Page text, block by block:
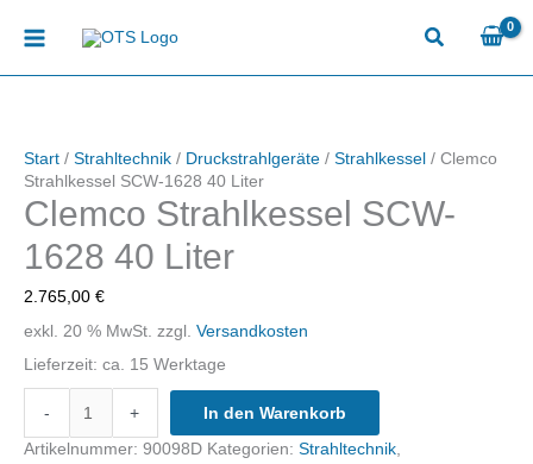
Inhalt
Start / Strahltechnik / Druckstrahlgeräte / Strahlkessel / Clemco
Strahlkessel SCW-1628 40 Liter
Clemco Strahlkessel SCW-
1628 40 Liter
2.765,00 €
exkl. 20 % MwSt. zzgl. Versandkosten
Lieferzeit: ca. 15 Werktage
-
Strahlkessel
SCW-
+
In den Warenkorb
Artikelnummer: 90098D Kategorien: Strahltechnik